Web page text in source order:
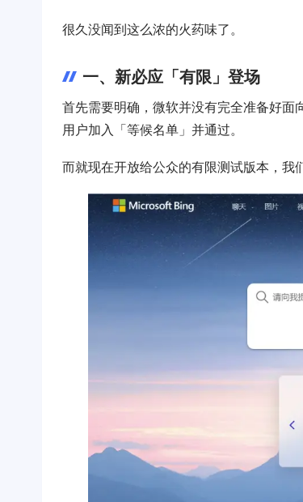
很久没闻到这么浓的火药味了。
一、新必应「有限」登场
首先需要明确，微软并没有完全准备好面
用户加入「等候名单」并通过。
而就现在开放给公众的有限测试版本，我